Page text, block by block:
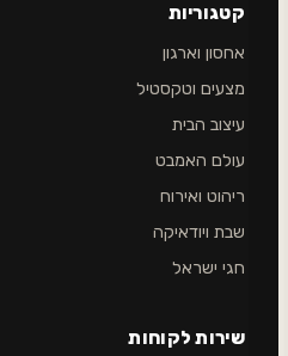
קטגוריות
אחסון וארגון
מצעים וטקסטיל
עיצוב הבית
עולם האמבט
ריהוט ואירוח
שבת ויודאיקה
חגי ישראל
שירות לקוחות